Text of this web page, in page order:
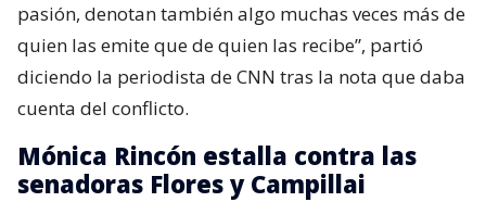
pasión, denotan también algo muchas veces más de
quien las emite que de quien las recibe”, partió
diciendo la periodista de CNN tras la nota que daba
cuenta del conflicto.
Mónica Rincón estalla contra las
senadoras Flores y Campillai